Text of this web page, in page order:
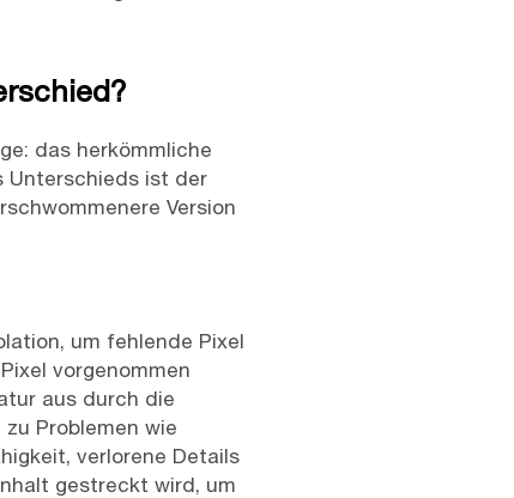
das herkömmliche
Unterschieds ist der
Version
um fehlende Pixel
vorgenommen
aus durch die
Problemen wie
verlorene Details
gestreckt wird, um